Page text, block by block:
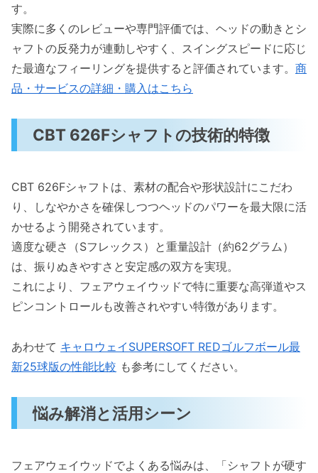
す。
実際に多くのレビューや専門評価では、ヘッドの動きとシ
ャフトの反発力が連動しやすく、スイングスピードに応じ
た最適なフィーリングを提供すると評価されています。 商
品・サービスの詳細・購入はこちら
CBT 626Fシャフトの技術的特徴
CBT 626Fシャフトは、素材の配合や形状設計にこだわ
り、しなやかさを確保しつつヘッドのパワーを最大限に活
かせるよう開発されています。
適度な硬さ（Sフレックス）と重量設計（約62グラム）
は、振りぬきやすさと安定感の双方を実現。
これにより、フェアウェイウッドで特に重要な高弾道やス
ピンコントロールも改善されやすい特徴があります。
あわせて キャロウェイSUPERSOFT REDゴルフボール最
新25球版の性能比較 も参考にしてください。
悩み解消と活用シーン
フェアウェイウッドでよくある悩みは、「シャフトが硬す